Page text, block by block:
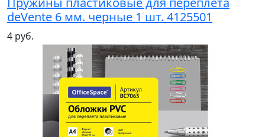
deVente 6 мм. черные 1 шт. 4125501
4 руб.